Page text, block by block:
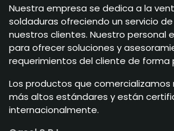
Nuestra empresa se dedica a la
soldaduras ofreciendo un servicio
nuestros clientes. Nuestro personal
para ofrecer soluciones y
requerimientos del cliente de forma
Los productos que comercializamos
más altos estándares y están
internacionalmente.